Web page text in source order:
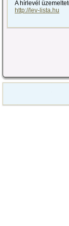
A hírlevél
http://lev-lista.hu